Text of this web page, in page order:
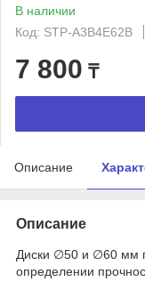
В наличии
Код: STP-A3B4E62B
7 800 ₸
Описание
Описание
Диски ∅50 и ∅60 мм
определении